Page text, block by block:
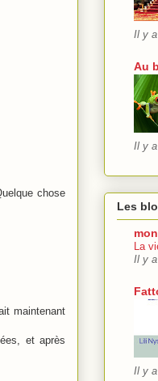
chose
maintenant
et après
Il y
Au
Il y
Les
La
Il y
Il y